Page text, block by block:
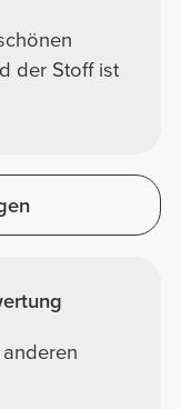
der Stoff ist